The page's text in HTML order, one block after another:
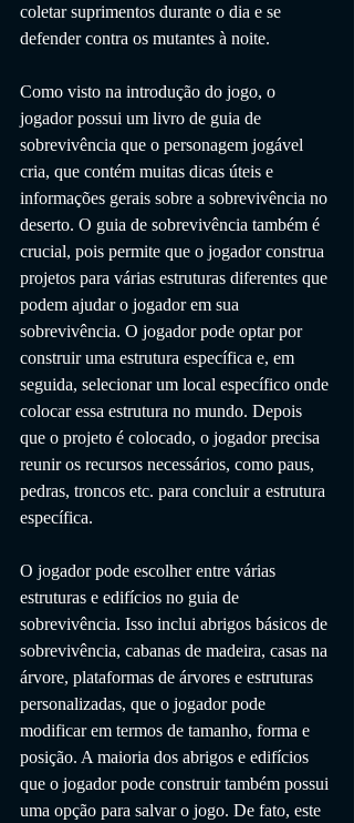
coletar suprimentos durante o dia e se
defender contra os mutantes à noite.
Como visto na introdução do jogo, o
jogador possui um livro de guia de
sobrevivência que o personagem jogável
cria, que contém muitas dicas úteis e
informações gerais sobre a sobrevivência no
deserto. O guia de sobrevivência também é
crucial, pois permite que o jogador construa
projetos para várias estruturas diferentes que
podem ajudar o jogador em sua
sobrevivência. O jogador pode optar por
construir uma estrutura específica e, em
seguida, selecionar um local específico onde
colocar essa estrutura no mundo. Depois
que o projeto é colocado, o jogador precisa
reunir os recursos necessários, como paus,
pedras, troncos etc. para concluir a estrutura
específica.
O jogador pode escolher entre várias
estruturas e edifícios no guia de
sobrevivência. Isso inclui abrigos básicos de
sobrevivência, cabanas de madeira, casas na
árvore, plataformas de árvores e estruturas
personalizadas, que o jogador pode
modificar em termos de tamanho, forma e
posição. A maioria dos abrigos e edifícios
que o jogador pode construir também possui
uma opção para salvar o jogo. De fato, este